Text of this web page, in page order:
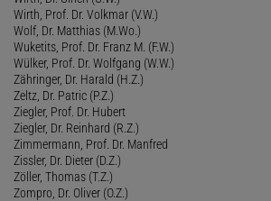
Wirth, Prof. Dr. Volkmar (V.W.)
Wolf, Dr. Matthias (M.Wo.)
Wuketits, Prof. Dr. Franz M. (F.W.)
Wülker, Prof. Dr. Wolfgang (W.W.)
Zähringer, Dr. Harald (H.Z.)
Zeltz, Dr. Patric (P.Z.)
Ziegler, Prof. Dr. Hubert
Ziegler, Dr. Reinhard (R.Z.)
Zimmermann, Prof. Dr. Manfred
Zissler, Dr. Dieter (D.Z.)
Zöller, Thomas (T.Z.)
Zompro, Dr. Oliver (O.Z.)